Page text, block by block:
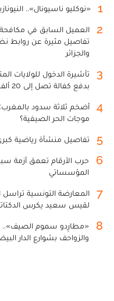
1 «نوكليو ناسيونال»..
2
العميل السابق في
تفاصيل مثيرة عن روابط
والجزائر
3
بدفع كفالة تصل إلى 20 ألف دولار
4
أضخم ثلاثة سدود
موجات الحر الصيفية؟
5 تفاصيل منشأة رياضية كبرى
6
حرب الأرقام تعمق أزمة
المؤسساتي
7
المعارضة التونسية تراسل
لقيس سعيد يكرس
8
«مطارِدو سموم الصيف»..
والزواحف بشوارع الدار